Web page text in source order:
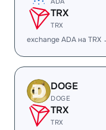
TRX
TRX
exchange ADA на TRX
DOGE
DOGE
TRX
TRX